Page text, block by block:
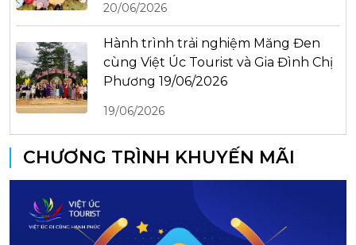
20/06/2026
Hành trình trải nghiệm Măng Đen
cùng Việt Úc Tourist và Gia Đình Chị
Phương 19/06/2026
19/06/2026
CHƯƠNG TRÌNH KHUYẾN MÃI